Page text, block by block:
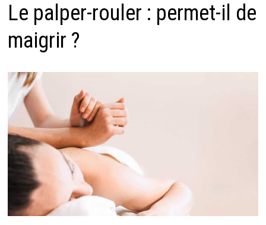
Le palper-rouler : permet-il de
maigrir ?